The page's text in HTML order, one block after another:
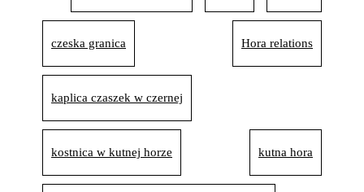
czeska granica Hora relations
kaplica czaszek w czernej
kostnica w kutnej horze kutna hora